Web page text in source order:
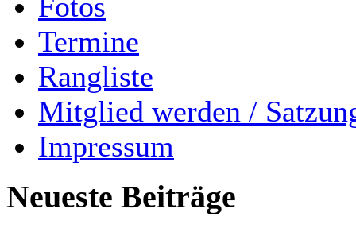
Termine
Rangliste
Mitglied werden /
Impressum
Neueste Beiträge